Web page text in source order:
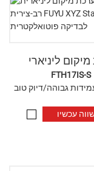
ליניארי
FTH17IS-S
גבוהה/דיוק טוב
עכשיו